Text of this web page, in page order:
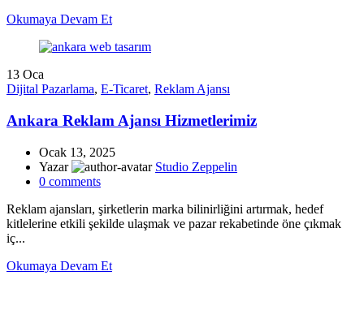
Okumaya Devam Et
13 Oca
Dijital Pazarlama, E-Ticaret, Reklam Ajansı
Ankara Reklam Ajansı Hizmetlerimiz
Ocak 13, 2025
Yazar
Studio Zeppelin
0 comments
Reklam ajansları, şirketlerin marka bilinirliğini artırmak, hedef
kitlelerine etkili şekilde ulaşmak ve pazar rekabetinde öne çıkmak
iç...
Okumaya Devam Et